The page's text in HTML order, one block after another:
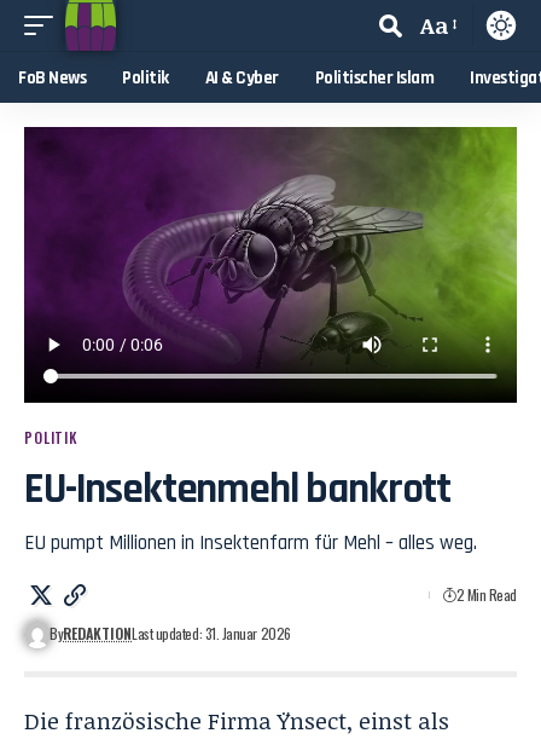
Aa
FoB News Politik AI & Cyber Politischer Islam
POLITIK
EU-Insektenmehl bankrott
EU pumpt Millionen in Insektenfarm für Mehl – alles weg.
ByREDAKTIONLast updated: 31. Januar 2026
2 Min Read
Die französische Firma Ÿnsect, einst als